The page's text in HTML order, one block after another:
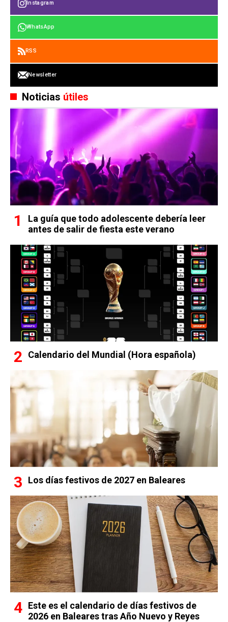
Instagram
WhatsApp
RSS
Newsletter
Noticias útiles
La guía que todo adolescente debería leer
antes de salir de fiesta este verano
Calendario del Mundial (Hora española)
Los días festivos de 2027 en Baleares
Este es el calendario de días festivos de
2026 en Baleares tras Año Nuevo y Reyes